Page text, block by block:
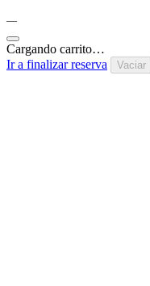
—
Cargando carrito…
Ir a finalizar reserva
Vaciar